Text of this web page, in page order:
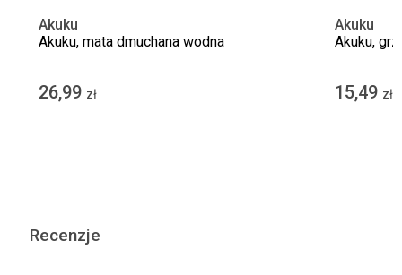
Akuku
Akuku, mata dmuchana wodna
26,99 zł
Akuku
Akuku,
15,49 zł
Recenzje